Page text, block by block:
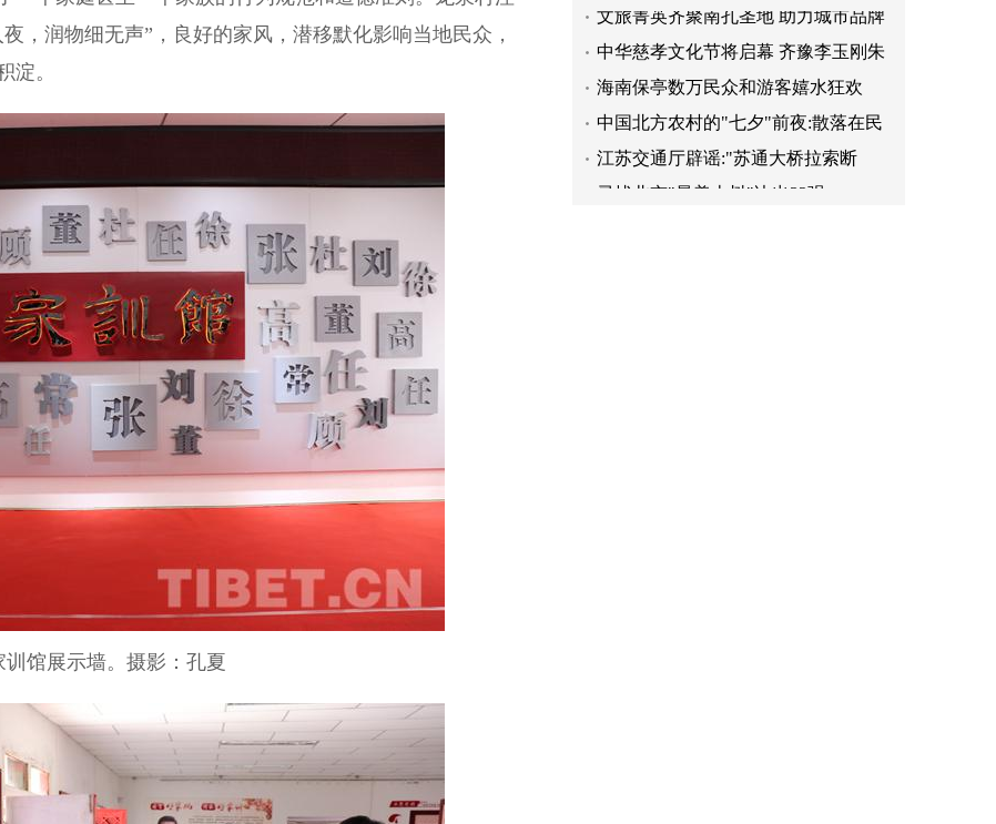
，润物细无声”，良好的家风，潜移默化影响当地民众，
淀。
馆展示墙。摄影：孔夏
打造
中华慈孝文化节将启幕 齐豫李玉刚朱
哲琴受聘文化大使
海南保亭数万民众和游客嬉水狂欢
度"七夕"
中国北方农村的"七夕"前夜:散落在民
间的浪漫气息
江苏交通厅辟谣:"苏通大桥拉索断
裂"为不实消息
寻找北京"最美古树"决出32强
王昆峰摄影展亮相恭王府 揭秘微距镜